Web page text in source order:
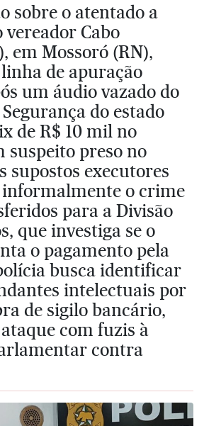
sobre o atentado a
Cabo
em Mossoró (RN),
de apuração
um áudio vazado do
do estado
de R$ 10 mil no
suspeito preso no
supostos executores
informalmente o crime
para a Divisão
que investiga se o
o pagamento pela
busca identificar
intelectuais por
de sigilo bancário,
com fuzis à
contra